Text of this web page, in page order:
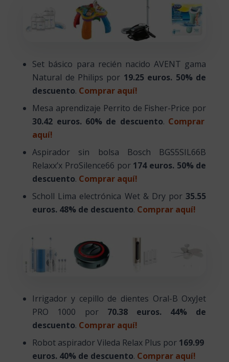
Set básico para recién nacido AVENT gama
Natural de Philips por 19.25 euros. 50% de
descuento. Comprar aquí!
Mesa aprendizaje Perrito de Fisher-Price por
30.42 euros. 60% de descuento. Comprar
aquí!
Aspirador sin bolsa Bosch BGS5SIL66B
Relaxx’x ProSilence66 por174 euros. 50% de
descuento. Comprar aquí!
Scholl Lima electrónica Wet & Dry por 35.55
euros. 48% de descuento. Comprar aquí!
Irrigador y cepillo de dientes Oral-B OxyJet
PRO 1000 por70.38 euros. 44% de
descuento. Comprar aquí!
Robot aspirador Vileda Relax Plus por 169.99
euros. 40% de descuento. Comprar aquí!